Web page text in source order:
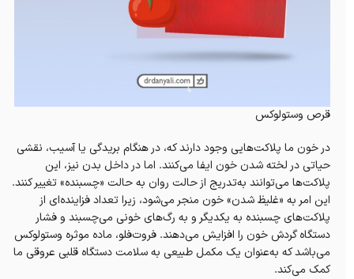
قرص وستولوکس
در خون ما پلاکت‌هایی وجود دارند که، در هنگام بریدگی یا آسیب، نقشی
حیاتی در لخته شدن خون ایفا می‌کنند. اما در داخل بدن نیز، این
پلاکت‌ها می‌توانند به‌تدریج از حالت روان به حالت «چسبنده» تغییر کنند.
این امر به «غلیظ شدن» خون منجر می‌شود، زیرا تعداد فزاینده‌ای از
پلاکت‌های چسبنده به یکدیگر و به رگ‌های خونی می‌چسبند و فشار
دستگاه گردش خون را افزایش می‌دهند. فروت‌فلو، ماده موثره وستولوکس
می‌باشد که به‌عنوان یک مکمل طبیعی به سلامت دستگاه قلبی عروقی ما
کمک می‌کند.